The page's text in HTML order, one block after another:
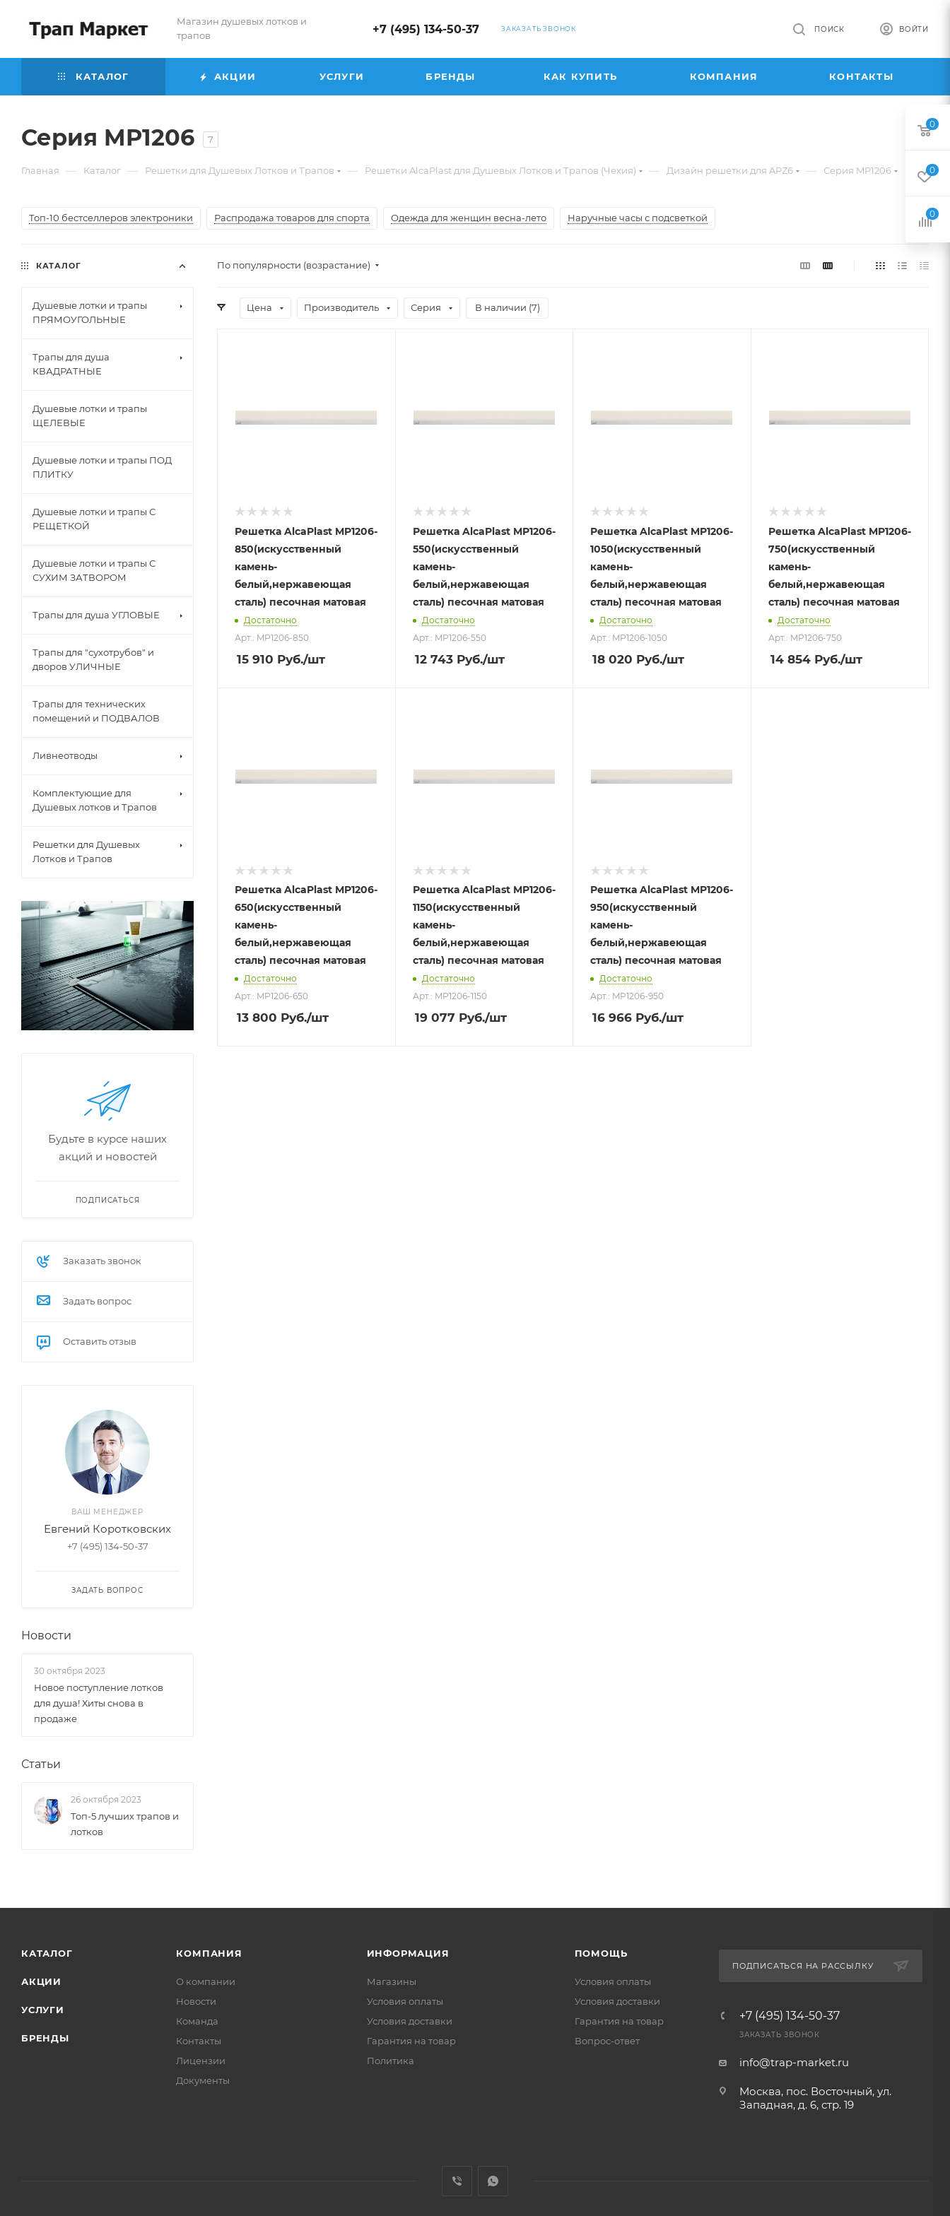
Магазин душевых лотков и
трапов
+7 (495) 134-50-37 ЗАКАЗАТЬ ЗВОНОК ВОЙТИ
ПОИСК
КАТАЛОГ АКЦИИ УСЛУГИ БРЕНДЫ КАК КУПИТЬ КОМПАНИЯ КОНТАКТЫ
Серия MP1206 7
Главная — Каталог — Решетки для Душевых Лотков и Трапов — Решетки AlcaPlast для Душевых Лотков и Трапов (Чехия) — Дизайн решетки для APZ6 — Серия MP1206
Топ-10 бестселлеров электроники Распродажа товаров для спорта Одежда для женщин весна-лето Наручные часы с подсветкой
По популярности (возрастание)
Цена Производитель Серия В наличии (7)
Решетка AlcaPlast MP1206-
850(искусственный
камень-
белый,нержавеющая
сталь) песочная матовая
Достаточно
Арт.: MP1206-850
15 910 Руб./шт
Решетка AlcaPlast MP1206-
550(искусственный
камень-
белый,нержавеющая
сталь) песочная матовая
Достаточно
Арт.: MP1206-550
12 743Руб./шт
Решетка AlcaPlast MP1206-
1050(искусственный
камень-
белый,нержавеющая
сталь) песочная матовая
Достаточно
Арт.: MP1206-1050
18 020 Руб./шт
Решетка AlcaPlast MP1206-
750(искусственный
камень-
белый,нержавеющая
сталь) песочная матовая
Достаточно
Арт.: MP1206-750
14 854Руб./шт
Решетка AlcaPlast MP1206-
650(искусственный
камень-
белый,нержавеющая
сталь) песочная матовая
Достаточно
Арт.: MP1206-650
13 800 Руб./шт
Решетка AlcaPlast MP1206-
1150(искусственный
камень-
белый,нержавеющая
сталь) песочная матовая
Достаточно
Арт.: MP1206-1150
19 077 Руб./шт
Решетка AlcaPlast MP1206-
950(искусственный
камень-
белый,нержавеющая
сталь) песочная матовая
Достаточно
Арт.: MP1206-950
16 966 Руб./шт
КАТАЛОГ
Душевые лотки и трапы
ПРЯМОУГОЛЬНЫЕ
Трапы для душа
КВАДРАТНЫЕ
Душевые лотки и трапы
ЩЕЛЕВЫЕ
Душевые лотки и трапы ПОД
ПЛИТКУ
Душевые лотки и трапы С
РЕЩЕТКОЙ
Душевые лотки и трапы С
СУХИМ ЗАТВОРОМ
Трапы для душа УГЛОВЫЕ
Трапы для "сухотрубов" и
дворов УЛИЧНЫЕ
Трапы для технических
помещений и ПОДВАЛОВ
Ливнеотводы
Комплектующие для
Душевых лотков и Трапов
Решетки для Душевых
Лотков и Трапов
Будьте в курсе наших
акций и новостей
ПОДПИСАТЬСЯ
Заказать звонок
Задать вопрос
Оставить отзыв
ВАШ МЕНЕДЖЕР
Евгений Коротковских
+7 (495) 134-50-37
ЗАДАТЬ ВОПРОС
Новости
30 октября 2023
Новое поступление лотков
для душа! Хиты снова в
продаже
Статьи
26 октября 2023
Топ-5 лучших трапов и
лотков
КАТАЛОГ
АКЦИИ
УСЛУГИ
БРЕНДЫ
КОМПАНИЯ
О компании
Новости
Команда
Контакты
Лицензии
Документы
ИНФОРМАЦИЯ
Магазины
Условия оплаты
Условия доставки
Гарантия на товар
Политика
ПОМОЩЬ
Условия оплаты
Условия доставки
Гарантия на товар
Вопрос-ответ
ПОДПИСАТЬСЯ НА РАССЫЛКУ
+7 (495) 134-50-37
ЗАКАЗАТЬ ЗВОНОК
info@trap-market.ru
Москва, пос. Восточный, ул.
Западная, д. 6, стр. 19
0
0
0